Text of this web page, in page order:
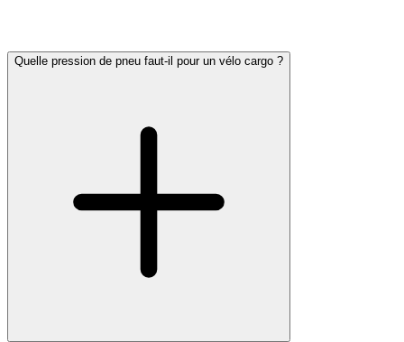
Quelle pression de pneu faut-il pour un vélo cargo ?